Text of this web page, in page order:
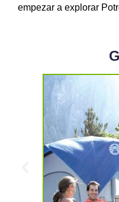
empezar a explorar